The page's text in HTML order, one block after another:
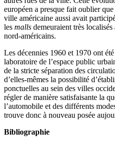
européen a presque fait oublier
ville américaine aussi avait
les malls demeuraient très
nord-américains.
Les décennies 1960 et 1970 ont
laboratoire de l’espace public
de la stricte séparation des
d’elles-mêmes la possibilité
ponctuelles au sein des villes
régler de manière satisfaisante la
l’automobile et des différents
trouve donc à nouveau posée
Bibliographie